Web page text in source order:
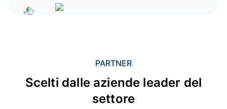
PARTNER
Scelti dalle aziende leader del
settore